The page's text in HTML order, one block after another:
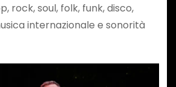
rock, soul, folk, funk, disco,
internazionale e sonorità